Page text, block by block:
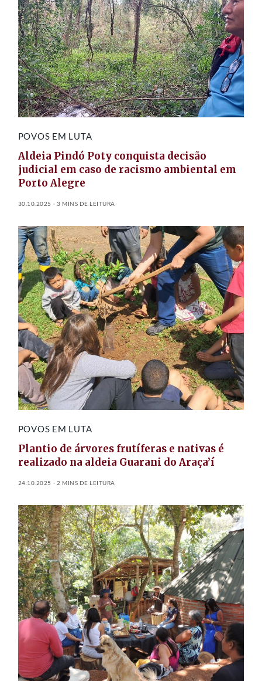
POVOS EM LUTA
Aldeia Pindó Poty conquista decisão
judicial em caso de racismo ambiental em
Porto Alegre
30.10.2025 3 MINS DE LEITURA
POVOS EM LUTA
Plantio de árvores frutíferas e nativas é
realizado na aldeia Guarani do Araça’í
24.10.2025 2 MINS DE LEITURA